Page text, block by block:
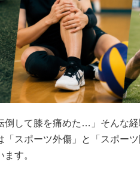
倒して膝を痛めた…」そんな
スポーツ外傷」と「スポーツ
す。